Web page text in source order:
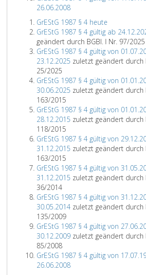
26.06.2008
GrEStG 1987 § 4 heute
GrEStG 1987 § 4 gültig ab
geändert durch BGBl. I Nr. 97/2025
GrEStG 1987 § 4 gültig von
23.12.2025 zuletzt geändert durch
25/2025
GrEStG 1987 § 4 gültig von
30.06.2025 zuletzt geändert durch
163/2015
GrEStG 1987 § 4 gültig von
28.12.2015 zuletzt geändert durch
118/2015
GrEStG 1987 § 4 gültig von
31.12.2015 zuletzt geändert durch
163/2015
GrEStG 1987 § 4 gültig von
31.12.2015 zuletzt geändert durch
36/2014
GrEStG 1987 § 4 gültig von
30.05.2014 zuletzt geändert durch
135/2009
GrEStG 1987 § 4 gültig von
30.12.2009 zuletzt geändert durch
85/2008
GrEStG 1987 § 4 gültig von
26.06.2008